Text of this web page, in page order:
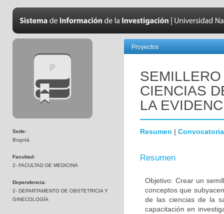
Sede:
Bogotá
Facultad:
2- FACULTAD DE MEDICINA
Dependencia:
2- DEPARTAMENTO DE OBSTETRICIA Y
GINECOLOGÍA
Proyectos
CIENCIAS
LA
Resumen | Convocatoria
Resumen
Objetivo: Crear un
conceptos que
de las ciencias de la
capacitación en